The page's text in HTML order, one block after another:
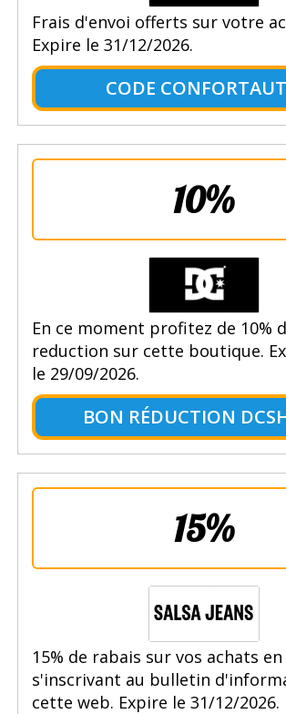
Frais d'envoi offerts sur votre
Expire le 31/12/2026.
CODE
10%
En ce moment profitez de 10%
reduction sur cette boutique.
le 29/09/2026.
BON RÉDUCTION
15%
15% de rabais sur vos achats
s'inscrivant au bulletin
cette web. Expire le 31/12/2026.